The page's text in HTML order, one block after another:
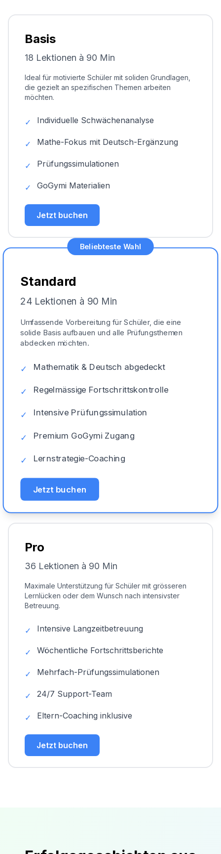
Basis
18 Lektionen à 90 Min
Ideal für motivierte Schüler mit soliden Grundlagen,
die gezielt an spezifischen Themen arbeiten
möchten.
✓ Individuelle Schwächenanalyse
✓ Mathe-Fokus mit Deutsch-Ergänzung
✓ Prüfungssimulationen
✓ GoGymi Materialien
Jetzt buchen
Beliebteste Wahl
Standard
24 Lektionen à 90 Min
Umfassende Vorbereitung für Schüler, die eine
solide Basis aufbauen und alle Prüfungsthemen
abdecken möchten.
✓ Mathematik & Deutsch abgedeckt
✓ Regelmässige Fortschrittskontrolle
✓ Intensive Prüfungssimulation
✓ Premium GoGymi Zugang
✓ Lernstrategie-Coaching
Jetzt buchen
Pro
36 Lektionen à 90 Min
Maximale Unterstützung für Schüler mit grösseren
Lernlücken oder dem Wunsch nach intensivster
Betreuung.
✓ Intensive Langzeitbetreuung
✓ Wöchentliche Fortschrittsberichte
✓ Mehrfach-Prüfungssimulationen
✓ 24/7 Support-Team
✓ Eltern-Coaching inklusive
Jetzt buchen